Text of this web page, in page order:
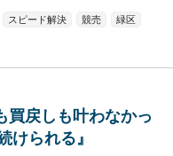
スピード解決 競売 緑区
買戻しも叶わなかっ
けられる』